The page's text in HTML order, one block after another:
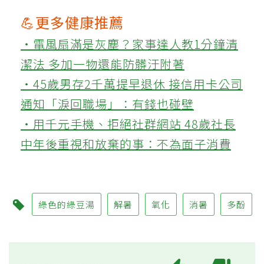
💪更多健康推薦
‧電風扇滿是灰塵？家事達人教1分鐘清
潔法 多加一物還能防髒汙附著
‧45歲男存2千萬提早退休 接信用卡公司
通知「淚回職場」：有錢也碰壁
‧用千元手機、拒絕社群網站 48歲社長
中年後重視和放棄的事：不為面子消費
綠色的綠豆湯 解暑 氧化 消暑 多酚